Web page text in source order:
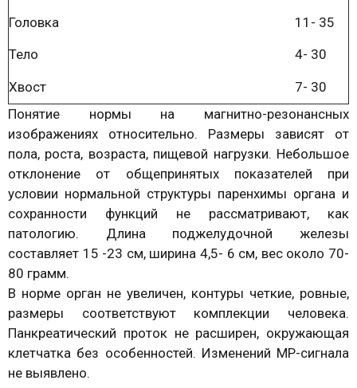
Головка
11- 35
Тело
4- 30
Хвост
7- 30
Понятие нормы на магнитно-резонансных
изображениях относительно. Размеры зависят от
пола, роста, возраста, пищевой нагрузки. Небольшое
отклонение от общепринятых показателей при
условии нормальной структуры паренхимы органа и
сохранности функций не рассматривают, как
патологию. Длина поджелудочной железы
составляет 15 -23 см, ширина 4,5- 6 см, вес около 70-
80 грамм.
В норме орган не увеличен, контуры четкие, ровные,
размеры соответствуют комплекции человека.
Панкреатический проток не расширен, окружающая
клетчатка без особенностей. Изменений МР-сигнала
не выявлено.